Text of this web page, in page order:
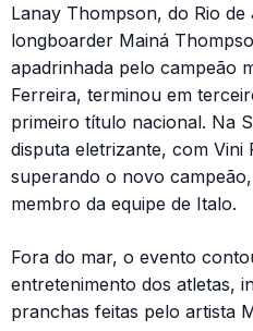
Lanay Thompson, do Rio
longboarder Mainá
apadrinhada pelo campeão
Ferreira, terminou em
primeiro título nacional. Na
disputa eletrizante, com Vini
superando o novo
membro da equipe de Italo.
Fora do mar, o evento
entretenimento dos atletas,
pranchas feitas pelo artista